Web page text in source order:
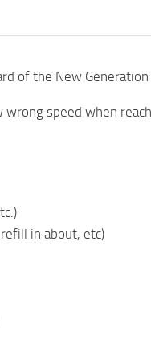
of the New Generation
speed when
in about, etc)